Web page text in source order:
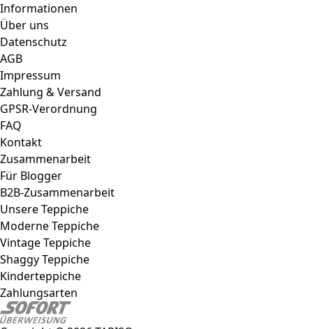
Informationen
Über uns
Datenschutz
AGB
Impressum
Zahlung & Versand
GPSR-Verordnung
FAQ
Kontakt
Zusammenarbeit
Für Blogger
B2B-Zusammenarbeit
Unsere Teppiche
Moderne Teppiche
Vintage Teppiche
Shaggy Teppiche
Kinderteppiche
Zahlungsarten